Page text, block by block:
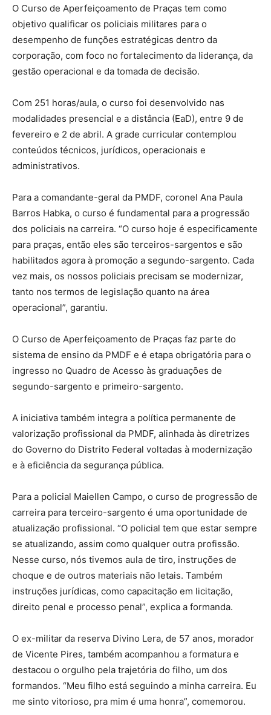
O Curso de Aperfeiçoamento de Praças tem como
objetivo qualificar os policiais militares para o
desempenho de funções estratégicas dentro da
corporação, com foco no fortalecimento da liderança, da
gestão operacional e da tomada de decisão.
Com 251 horas/aula, o curso foi desenvolvido nas
modalidades presencial e a distância (EaD), entre 9 de
fevereiro e 2 de abril. A grade curricular contemplou
conteúdos técnicos, jurídicos, operacionais e
administrativos.
Para a comandante-geral da PMDF, coronel Ana Paula
Barros Habka, o curso é fundamental para a progressão
dos policiais na carreira. “O curso hoje é especificamente
para praças, então eles são terceiros-sargentos e são
habilitados agora à promoção a segundo-sargento. Cada
vez mais, os nossos policiais precisam se modernizar,
tanto nos termos de legislação quanto na área
operacional”, garantiu.
O Curso de Aperfeiçoamento de Praças faz parte do
sistema de ensino da PMDF e é etapa obrigatória para o
ingresso no Quadro de Acesso às graduações de
segundo-sargento e primeiro-sargento.
A iniciativa também integra a política permanente de
valorização profissional da PMDF, alinhada às diretrizes
do Governo do Distrito Federal voltadas à modernização
e à eficiência da segurança pública.
Para a policial Maiellen Campo, o curso de progressão de
carreira para terceiro-sargento é uma oportunidade de
atualização profissional. “O policial tem que estar sempre
se atualizando, assim como qualquer outra profissão.
Nesse curso, nós tivemos aula de tiro, instruções de
choque e de outros materiais não letais. Também
instruções jurídicas, como capacitação em licitação,
direito penal e processo penal”, explica a formanda.
O ex-militar da reserva Divino Lera, de 57 anos, morador
de Vicente Pires, também acompanhou a formatura e
destacou o orgulho pela trajetória do filho, um dos
formandos. “Meu filho está seguindo a minha carreira. Eu
me sinto vitorioso, pra mim é uma honra”, comemorou.